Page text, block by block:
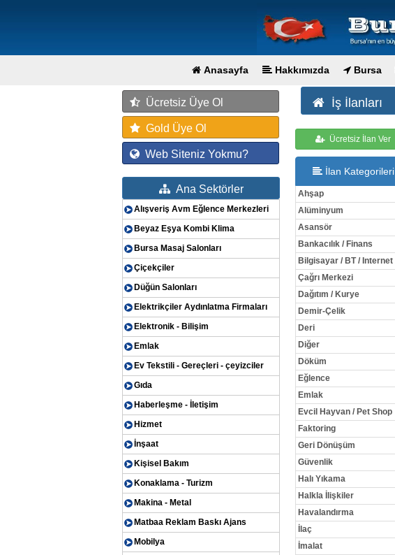
Anasayfa Hakkımızda Bursa
Ücretsiz Üye Ol
Gold Üye Ol
Web Siteniz Yokmu?
Ana Sektörler
Alışveriş Avm Eğlence Merkezleri
Beyaz Eşya Kombi Klima
Bursa Masaj Salonları
Çiçekçiler
Düğün Salonları
Elektrikçiler Aydınlatma Firmaları
Elektronik - Bilişim
Emlak
Ev Tekstili - Gereçleri - çeyizciler
Gıda
Haberleşme - İletişim
Hizmet
İnşaat
Kişisel Bakım
Konaklama - Turizm
Makina - Metal
Matbaa Reklam Baskı Ajans
Mobilya
İş İlanları
Ücretsiz İlan Ver
İlan Kategorileri
Ahşap
Alüminyum
Asansör
Bankacılık / Finans
Bilgisayar / BT / Internet
Çağrı Merkezi
Dağıtım / Kurye
Demir-Çelik
Deri
Diğer
Döküm
Eğlence
Emlak
Evcil Hayvan / Pet Shop
Faktoring
Geri Dönüşüm
Güvenlik
Halı Yıkama
Halkla İlişkiler
Havalandırma
İlaç
İmalat